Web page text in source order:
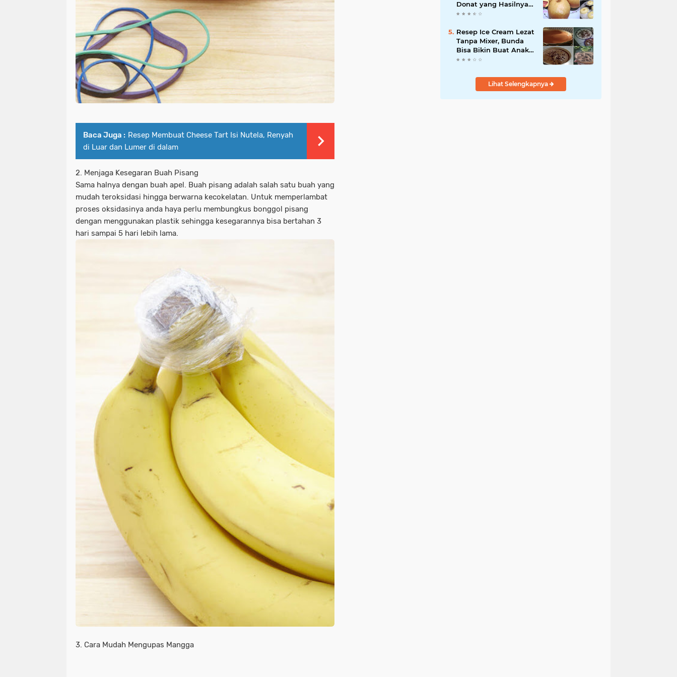
Baca Juga : Resep Membuat Cheese Tart Isi Nutela, Renyah
di Luar dan Lumer di dalam
2. Menjaga Kesegaran Buah Pisang
Sama halnya dengan buah apel. Buah pisang adalah salah satu buah yang
mudah teroksidasi hingga berwarna kecokelatan. Untuk memperlambat
proses oksidasinya anda haya perlu membungkus bonggol pisang
dengan menggunakan plastik sehingga kesegarannya bisa bertahan 3
hari sampai 5 hari lebih lama.
3. Cara Mudah Mengupas Mangga
Donat yang Hasilnya
Menul Banget, Empuk
Resep Ice Cream Lezat
Tanpa Mixer, Bunda
Bisa Bikin Buat Anak-
anak
Lihat Selengkapnya